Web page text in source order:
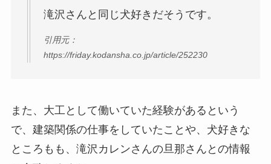
滝沢さんと同じ犬好きだそうです。
引用元：
https://friday.kodansha.co.jp/article/252230
また、大工として働いていた経験があるという
で、建築関係の仕事をしていたことや、犬好きな
ところもも、滝沢カレンさんの旦那さんとの情報